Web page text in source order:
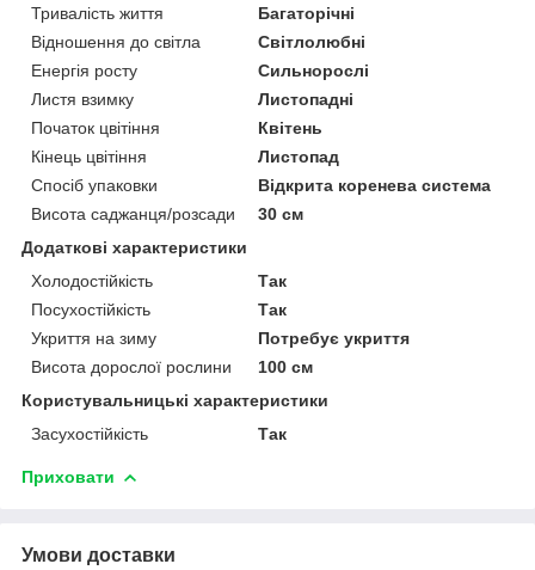
Тривалість життя
Багаторічні
Відношення до світла
Світлолюбні
Енергія росту
Сильнорослі
Листя взимку
Листопадні
Початок цвітіння
Квітень
Кінець цвітіння
Листопад
Спосіб упаковки
Відкрита коренева система
Висота саджанця/розсади
30 см
Додаткові характеристики
Холодостійкість
Так
Посухостійкість
Так
Укриття на зиму
Потребує укриття
Висота дорослої рослини
100 см
Користувальницькі характеристики
Засухостійкість
Так
Приховати
Умови доставки